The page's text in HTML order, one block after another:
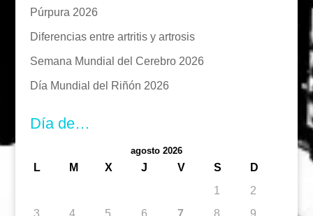
Púrpura 2026
Diferencias entre artritis y artrosis
Semana Mundial del Cerebro 2026
Día Mundial del Riñón 2026
Día de…
agosto 2026
L M X J V S
D
1
2
3
4 5 6 7 8
9